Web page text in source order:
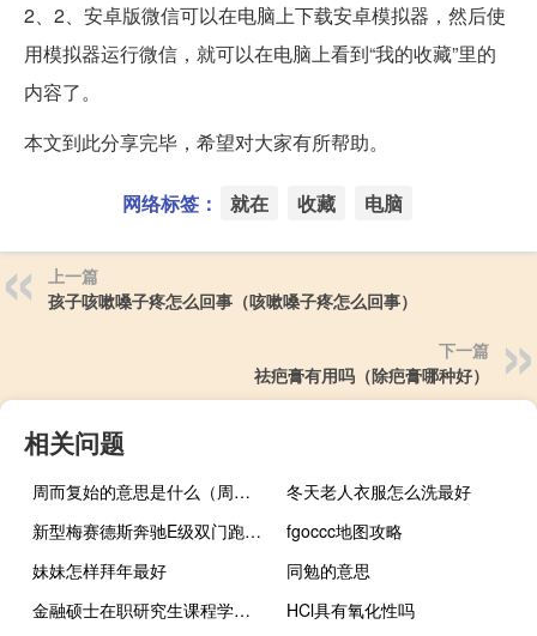
2、2、安卓版微信可以在电脑上下载安卓模拟器，然后使
用模拟器运行微信，就可以在电脑上看到“我的收藏”里的
内容了。
本文到此分享完毕，希望对大家有所帮助。
网络标签： 就在 收藏 电脑
上一篇
孩子咳嗽嗓子疼怎么回事（咳嗽嗓子疼怎么回事）
下一篇
祛疤膏有用吗（除疤膏哪种好）
相关问题
周而复始的意思是什么（周而复始的意思是）
冬天老人衣服怎么洗最好
新型梅赛德斯奔驰E级双门跑车提供令人兴奋的发动机选装件
fgoccc地图攻略
妹妹怎样拜年最好
同勉的意思
金融硕士在职研究生课程学习情况
HCl具有氧化性吗